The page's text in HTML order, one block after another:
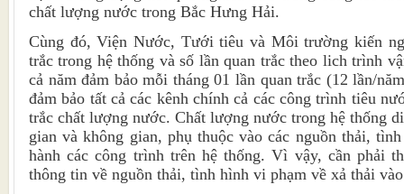
chất lượng nước trong Bắc Hưng Hải.
Cùng đó, Viện Nước, Tưới tiêu và Môi trường kiến
trắc trong hệ thống và số lần quan trắc theo lich trình
cả năm đảm bảo mỗi tháng 01 lần quan trắc (12 lần/
đảm bảo tất cả các kênh chính cả các công trình tiêu
trắc chất lượng nước. Chất lượng nước trong hệ thống
gian và không gian, phụ thuộc vào các nguồn thải,
hành các công trình trên hệ thống. Vì vậy, cần phải
thông tin về nguồn thải, tình hình vi phạm về xả thải